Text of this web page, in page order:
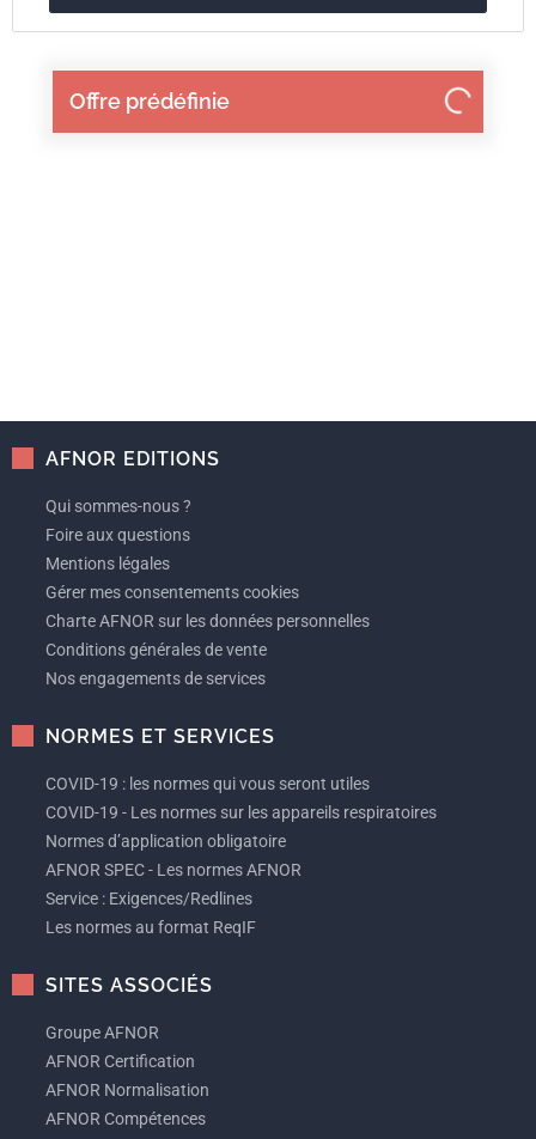
Offre prédéfinie
AFNOR EDITIONS
Qui sommes-nous ?
Foire aux questions
Mentions légales
Gérer mes consentements cookies
Charte AFNOR sur les données personnelles
Conditions générales de vente
Nos engagements de services
NORMES ET SERVICES
COVID-19 : les normes qui vous seront utiles
COVID-19 - Les normes sur les appareils respiratoires
Normes d’application obligatoire
AFNOR SPEC - Les normes AFNOR
Service : Exigences/Redlines
Les normes au format ReqIF
SITES ASSOCIÉS
Groupe AFNOR
AFNOR Certification
AFNOR Normalisation
AFNOR Compétences